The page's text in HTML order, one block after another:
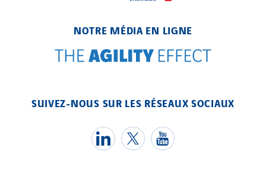
NOTRE MÉDIA EN LIGNE
SUIVEZ-NOUS SUR LES RÉSEAUX SOCIAUX